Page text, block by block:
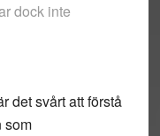
dock inte
det svårt att förstå
som